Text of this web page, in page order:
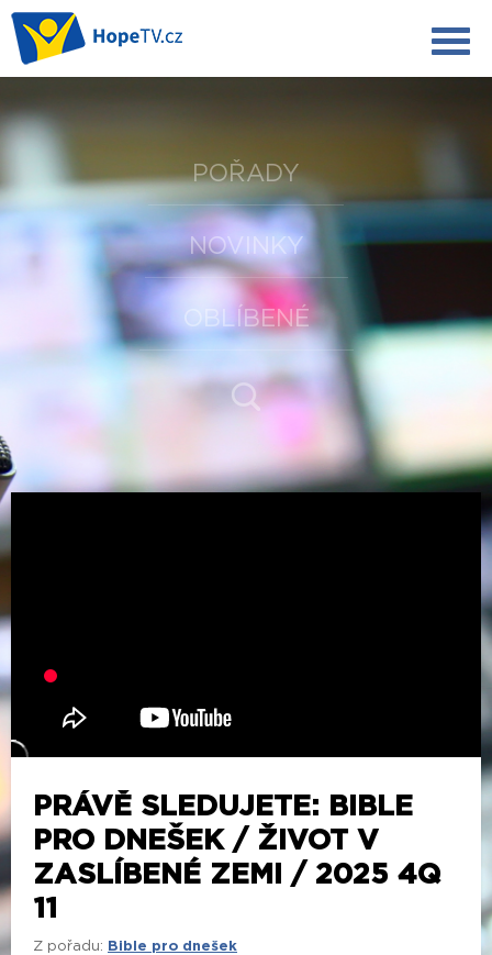
POŘADY
NOVINKY
OBLÍBENÉ
PRÁVĚ SLEDUJETE: BIBLE
PRO DNEŠEK / ŽIVOT V
ZASLÍBENÉ ZEMI / 2025 4Q
11
Z pořadu: Bible pro dnešek